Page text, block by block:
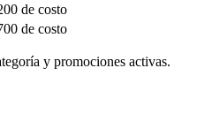
de costo
de costo
y promociones activas.